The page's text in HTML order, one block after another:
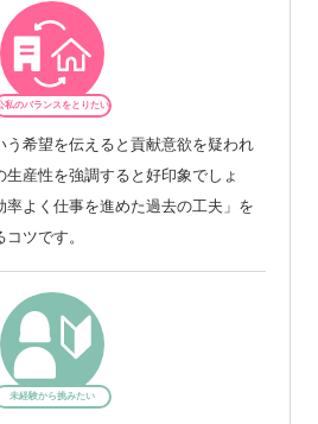
私のバランスをとりたい
う希望を伝えると貢献意欲を疑われ
産性を強調すると好印象でしょ
率よく仕事を進めた過去の工夫」を
ツです。
未経験から挑みたい